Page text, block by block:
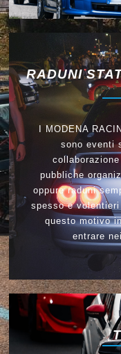
RADUNI
I MODENA
sono eventi
pubbliche
oppure raduni
spesso e
questo motivo
entrare